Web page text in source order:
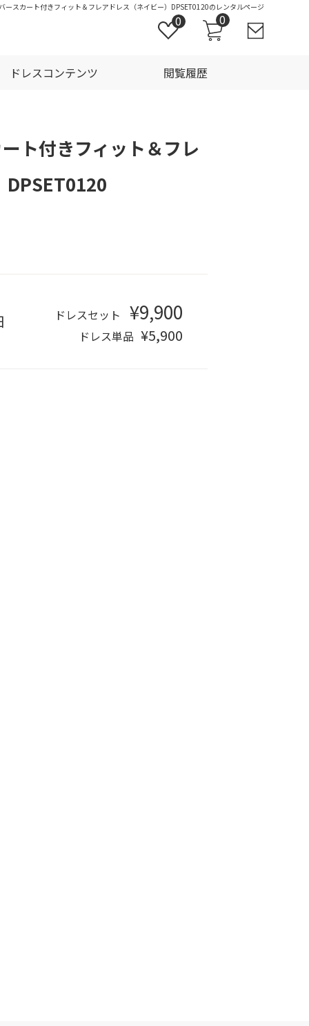
スカート付きフィット＆フレアドレス（ネイビー）DPSET0120のレンタルページ
ドレスコンテンツ 閲覧履歴
0 0
ト付きフィット＆フレ
DPSET0120
ドレスセット ¥9,900
ドレス単品 ¥5,900